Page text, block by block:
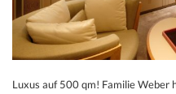
Luxus auf 500 qm! Familie Weber